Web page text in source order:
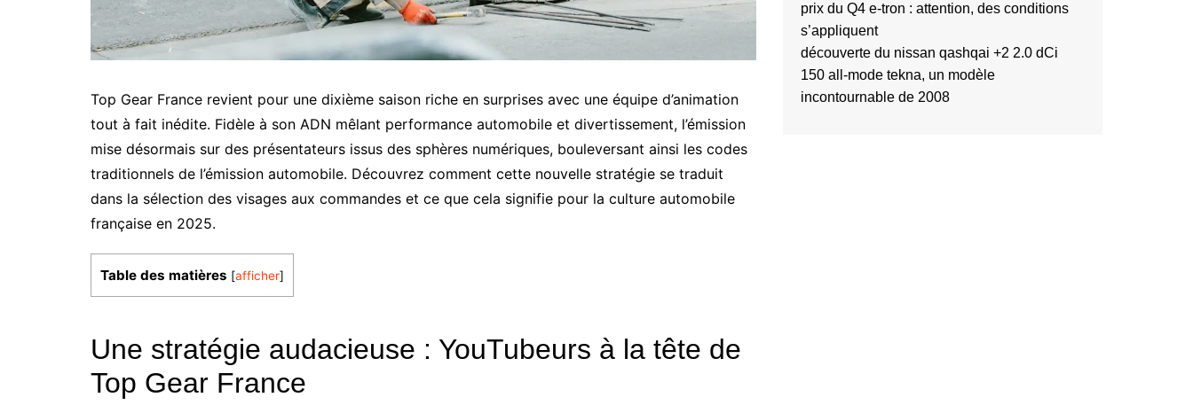
Top Gear France revient pour une dixième saison riche en surprises avec une équipe d’animation
tout à fait inédite. Fidèle à son ADN mêlant performance automobile et divertissement, l’émission
mise désormais sur des présentateurs issus des sphères numériques, bouleversant ainsi les codes
traditionnels de l’émission automobile. Découvrez comment cette nouvelle stratégie se traduit
dans la sélection des visages aux commandes et ce que cela signifie pour la culture automobile
française en 2025.
Table des matières [afficher]
Une stratégie audacieuse : YouTubeurs à la tête de
Top Gear France
prix du Q4 e-tron : attention, des conditions
s’appliquent
découverte du nissan qashqai +2 2.0 dCi
150 all-mode tekna, un modèle
incontournable de 2008